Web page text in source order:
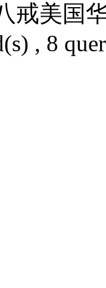
戒美国
, 8